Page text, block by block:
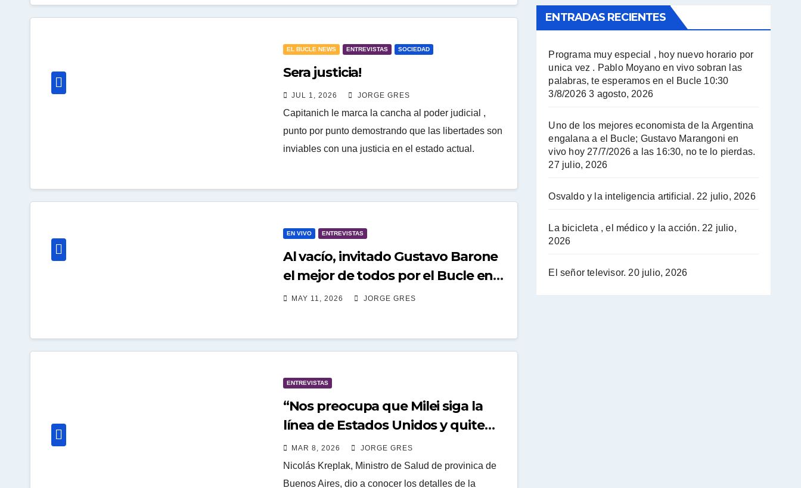
EL BUCLE NEWS ENTREVISTAS SOCIEDAD
Sera justicia!
JUL 1, 2026 JORGE GRES
Capitanich le marca la cancha al poder judicial ,
punto por punto demostrando que las libertades son
inviables con una justicia en el estado actual.
EN VIVO ENTREVISTAS
Al vacío, invitado Gustavo Barone
el mejor de todos por el Bucle en
vivo 11 de mayo 17:30 horario
MAY 11, 2026 JORGE GRES
ENTREVISTAS
“Nos preocupa que Milei siga la
línea de Estados Unidos y quite
vacunas del calendario
obligatorio”
MAR 8, 2026 JORGE GRES
Nicolás Kreplak, Ministro de Salud de provinica de
Buenos Aires, dio a conocer los detalles de la
ENTRADAS RECIENTES
Programa muy especial , hoy nuevo horario por
unica vez . Pablo Moyano en vivo sobran las
palabras, te esperamos en el Bucle 10:30
3/8/2026 3 agosto, 2026
Uno de los mejores economista de la Argentina
engalana a el Bucle; Gustavo Marangoni en
vivo hoy 27/7/2026 a las 16:30, no te lo pierdas.
27 julio, 2026
Osvaldo y la inteligencia artificial. 22 julio, 2026
La bicicleta , el médico y la acción. 22 julio,
2026
El señor televisor. 20 julio, 2026